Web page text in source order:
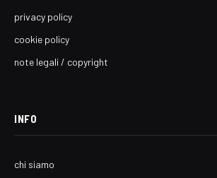
privacy policy
cookie policy
note legali / copyright
INFO
chi siamo